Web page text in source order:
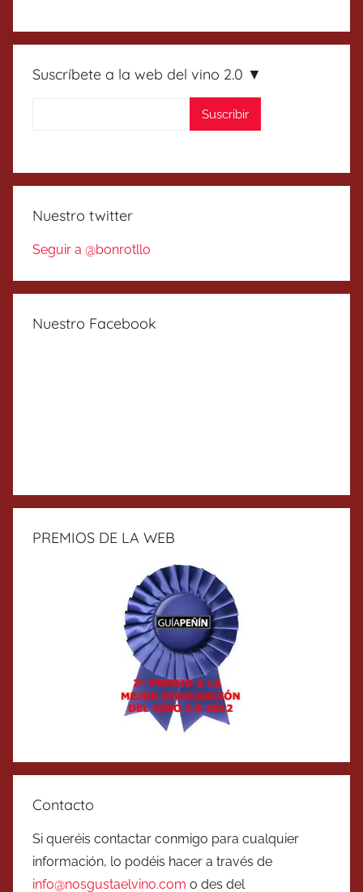
Suscríbete a la web del vino 2.0 ▼
Nuestro twitter
Seguir a @bonrotllo
Nuestro Facebook
PREMIOS DE LA WEB
Contacto
Si queréis contactar conmigo para cualquier
información, lo podéis hacer a través de
info@nosgustaelvino.com o des del